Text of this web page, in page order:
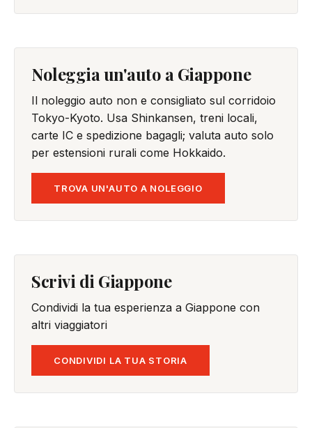
Noleggia un'auto a Giappone
Il noleggio auto non e consigliato sul corridoio
Tokyo-Kyoto. Usa Shinkansen, treni locali,
carte IC e spedizione bagagli; valuta auto solo
per estensioni rurali come Hokkaido.
TROVA UN'AUTO A NOLEGGIO
Scrivi di Giappone
Condividi la tua esperienza a Giappone con
altri viaggiatori
CONDIVIDI LA TUA STORIA